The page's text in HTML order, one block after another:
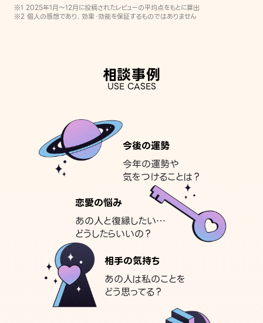
※1 2025年1月〜12月に投稿されたレビューの平均点をもとに算出
※2 個人の感想であり、効果・効能を保証するものではありません
相談事例
USE CASES
今後の運勢
今年の運勢や
気をつけることは？
恋愛の悩み
あの人と復縁したい…
どうしたらいいの？
相手の気持ち
あの人は私のことを
どう思ってる？